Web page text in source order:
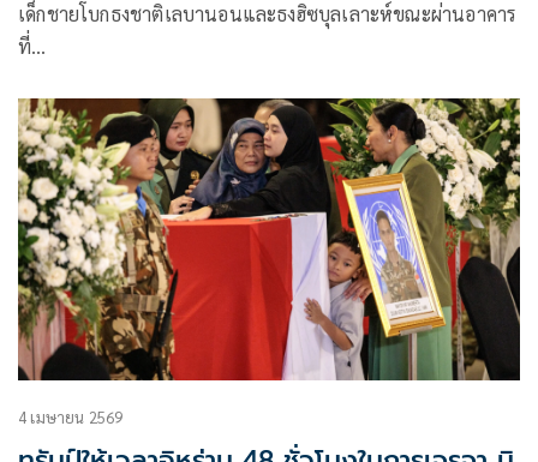
เด็กชายโบกธงชาติเลบานอนและธงฮิซบุลเลาะห์ขณะผ่านอาคาร
ที่…
4 เมษายน 2569